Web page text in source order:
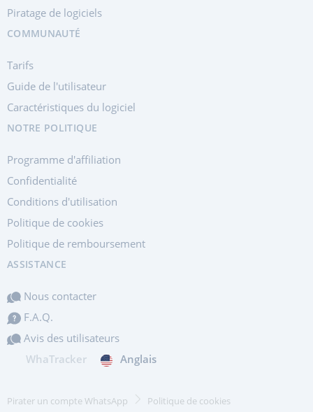
Piratage de logiciels
COMMUNAUTÉ
Tarifs
Guide de l'utilisateur
Caractéristiques du logiciel
NOTRE POLITIQUE
Programme d'affiliation
Confidentialité
Conditions d'utilisation
Politique de cookies
Politique de remboursement
ASSISTANCE
Nous contacter
F.A.Q.
Avis des utilisateurs
WhaTracker
Anglais
Pirater un compte WhatsApp Politique de cookies